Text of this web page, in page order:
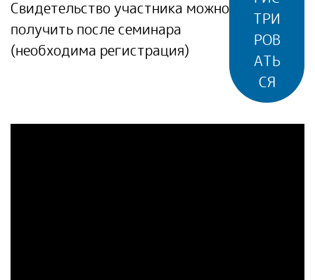
Свидетельство участника можно
получить после семинара
(необходима регистрация)
ТРИ
РОВ
АТЬ
СЯ